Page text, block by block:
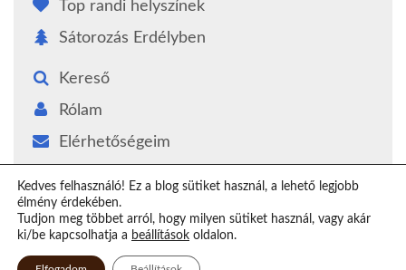
Top randi helyszínek
Sátorozás Erdélyben
Kereső
Rólam
Elérhetőségeim
Epilógus
Kedves felhasználó! Ez a blog sütiket használ, a lehető legjobb
élmény érdekében.
Tudjon meg többet arról, hogy milyen sütiket használ, vagy akár
ki/be kapcsolhatja a beállítások oldalon.